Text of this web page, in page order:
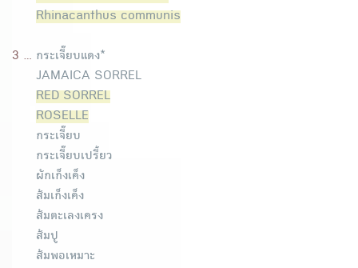
Rhinacanthus communis
3 ... กระเจี๊ยบแดง*
JAMAICA SORREL
RED SORREL
ROSELLE
กระเจี๊ยบ
กระเจี๊ยบเปรี้ยว
ผักเก็งเค็ง
ส้มเก็งเค็ง
ส้มตะเลงเครง
ส้มปู
ส้มพอเหมาะ